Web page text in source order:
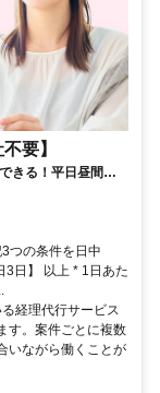
要】
きる！平日昼間３h
つの条件を日中
3日】 以上 * 1日あた
経理代行サービス
す。案件ごとに複数
いながら働くことが